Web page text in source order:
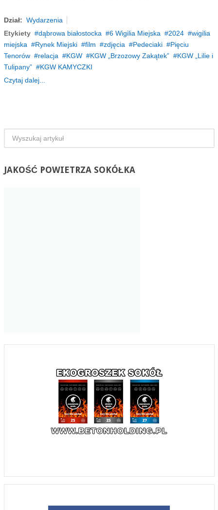
Dział: Wydarzenia
Etykiety
dąbrowa białostocka 6 Wigilia Miejska 2024
wigilia
miejska
Rynek Miejski film zdjęcia Pedeciaki
Pięciu
Tenorów
relacja KGW KGW „Brzozowy Zakątek”
KGW „Lilie i
Tulipany”
KGW KAMYCZKI
Czytaj dalej...
JAKOŚĆPOWIETRZA SOKÓŁKA